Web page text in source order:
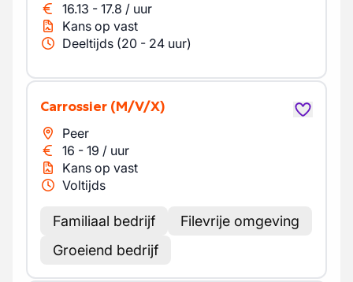
16.13 - 17.8 / uur
Kans op vast
Deeltijds (20 - 24 uur)
Carrossier (M/V/X)
Peer
16 - 19 / uur
Kans op vast
Voltijds
Familiaal bedrijf
Filevrije omgeving
Groeiend bedrijf